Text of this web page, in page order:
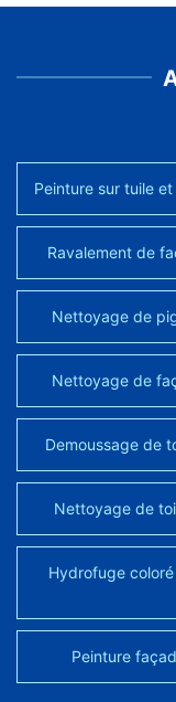
Peinture sur tuile
Ravalement de
Nettoyage de
Nettoyage de
Demoussage de
Nettoyage de
Hydrofuge
Peinture